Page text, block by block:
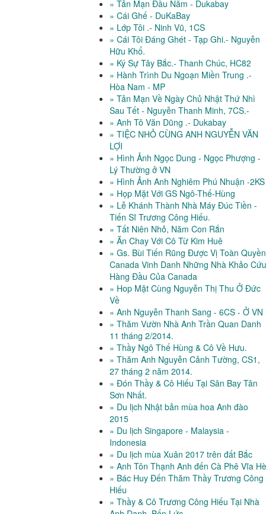
» Tản Mạn Đầu Năm - Dukabay
» Cái Ghế - DuKaBay
» Lớp Tôi .- Ninh Vũ, 1CS
» Cái Tôi Đáng Ghét - Tạp Ghi.- Nguyễn
Hữu Khổ.
» Ký Sự Tây Bắc.- Thanh Chúc, HC82
» Hành Trình Du Ngoạn Miền Trung .-
Hòa Nam - MP
» Tản Mạn Về Ngày Chủ Nhật Thứ Nhì
Sau Tết - Nguyễn Thanh Minh, 7CS.-
» Anh Tô Văn Dũng .- Dukabay
» TIỆC NHỎ CÙNG ANH NGUYỄN VĂN
LỢI
» Hình Ảnh Ngọc Dung - Ngọc Phượng -
Lý Thường ở VN
» Hình Ảnh Anh Nghiêm Phú Nhuận -2KS
» Họp Mặt Với GS Ngô-Thế-Hùng
» Lễ Khánh Thành Nhà Máy Đúc Tiền -
Tiến Sĩ Trương Công Hiếu.
» Tất Niên Nhỏ, Năm Con Rắn
» Ăn Chay Với Cô Từ Kim Huê
» Gs. Bùi Tiến Rũng Được Vị Toàn Quyền
Canada Vinh Danh Những Nhà Khảo Cứu
Hàng Đầu Của Canada
» Hop Mặt Cùng Nguyễn Thị Thu Ở Đức
Về
» Anh Nguyễn Thanh Sang - 6CS - Ở VN
» Thăm Vườn Nhà Anh Trần Quan Danh
11 tháng 2/2014.
» Thầy Ngô Thế Hùng & Cô Về Hưu.
» Thăm Anh Nguyễn Cảnh Tường, CS1,
27 tháng 2 năm 2014.
» Đón Thầy & Cô Hiếu Tại Sân Bay Tân
Sơn Nhất.
» Du lịch Nhật bản mùa hoa Anh đào
2015
» Du lịch Singapore - Malaysia -
Indonesia
» Du lịch mùa Xuân 2017 trên đất Bắc
» Anh Tôn Thạnh Anh đến Cà Phê Vĩa Hè
» Bác Huy Đến Thăm Thầy Trương Công
Hiếu
» Thầy & Cô Trương Công Hiếu Tại Nhà